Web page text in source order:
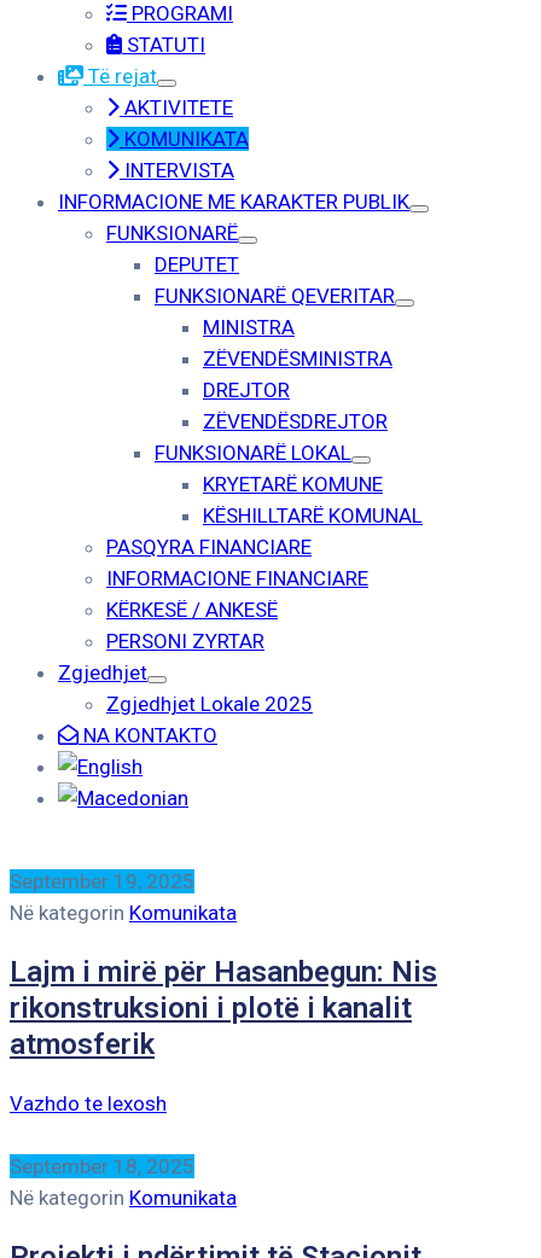
PROGRAMI
STATUTI
Të rejat
AKTIVITETE
KOMUNIKATA
INTERVISTA
INFORMACIONE ME KARAKTER PUBLIK
FUNKSIONARË
DEPUTET
FUNKSIONARË QEVERITAR
MINISTRA
ZËVENDËSMINISTRA
DREJTOR
ZËVENDËSDREJTOR
FUNKSIONARË LOKAL
KRYETARË KOMUNE
KËSHILLTARË KOMUNAL
PASQYRA FINANCIARE
INFORMACIONE FINANCIARE
KËRKESË / ANKESË
PERSONI ZYRTAR
Zgjedhjet
Zgjedhjet Lokale 2025
NA KONTAKTO
September 19, 2025
Në kategorin Komunikata
Lajm i mirë për Hasanbegun: Nis
rikonstruksioni i plotë i kanalit
atmosferik
Vazhdo te lexosh
September 18, 2025
Në kategorin Komunikata